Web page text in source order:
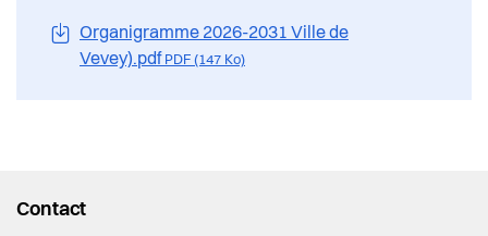
Urbanisme et mobilité
Pilier public
Organigramme 2026-2031 Ville de
Vevey).pdf PDF (147 Ko)
Contact